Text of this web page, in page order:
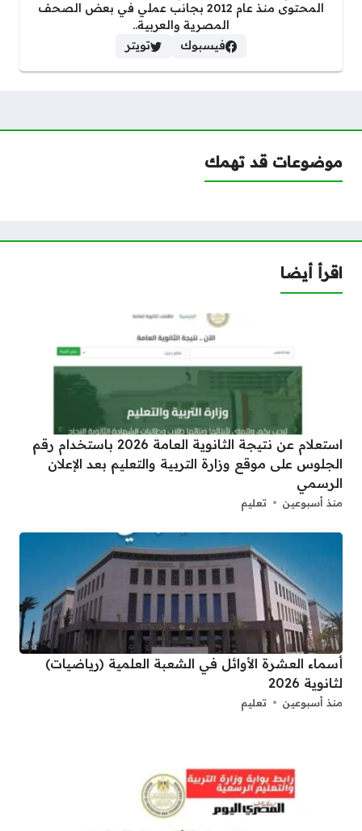
المحتوى منذ عام 2012 بجانب عملي في بعض الصحف
المصرية والعربية..
فيسبوك
تويتر
موضوعات قد تهمك
اقرأ أيضا
استعلام عن نتيجة الثانوية العامة 2026 باستخدام رقم
الجلوس على موقع وزارة التربية والتعليم بعد الإعلان
الرسمي
منذ أسبوعين تعليم
أسماء العشرة الأوائل في الشعبة العلمية (رياضيات)
لثانوية 2026
منذ أسبوعين تعليم